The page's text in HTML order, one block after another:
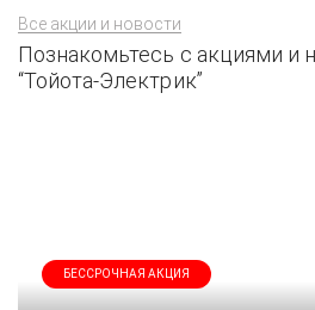
Все акции и новости
Познакомьтесь с акциями и
“Тойота-Электрик”
БЕССРОЧНАЯ АКЦИЯ